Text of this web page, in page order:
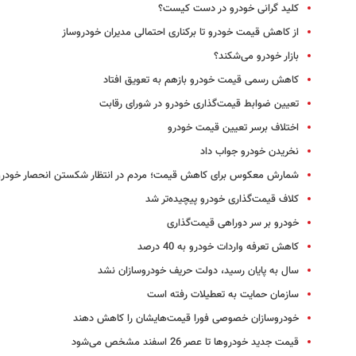
کلید گرانی خودرو در دست کیست؟
از کاهش قیمت خودرو تا برکناری احتمالی مدیران خودروساز
بازار خودرو می‌شکند؟
کاهش رسمی قیمت خودرو بازهم به تعویق افتاد
تعیین ضوابط قیمت‌گذاری خودرو در شورای رقابت
اختلاف برسر تعیین قیمت خودرو
نخریدن خودرو جواب داد
شمارش معکوس برای کاهش قیمت؛ مردم در انتظار شکستن انحصار
کلاف قیمت‌گذاری خودرو پیچیده‌تر شد
خودرو بر سر دوراهی قیمت‌گذاری
کاهش تعرفه واردات خودرو به 40 درصد
سال به پایان رسید، دولت حریف خودروسازان نشد
سازمان حمایت به تعطیلات رفته است
خودروسازان خصوصی فورا قیمت‌هایشان را کاهش دهند
قیمت جدید خودروها تا عصر 26 اسفند مشخص می‌شود